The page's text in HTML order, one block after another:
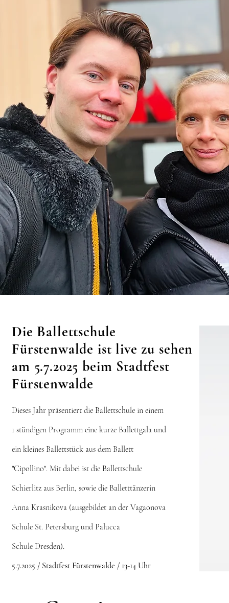
Die Ballettschule
Fürstenwalde ist live zu sehen
am 5.7.2025 beim Stadtfest
Fürstenwalde
Dieses Jahr präsentiert die Ballettschule in einem
1 stündigen Programm eine kurze Ballettgala und
ein kleines Ballettstück aus dem Ballett
"Cipollino". Mit dabei ist die Ballettschule
Schierlitz aus Berlin, sowie die Balletttänzerin
Anna Krasnikova (ausgebildet an der Vagaonova
Schule St. Petersburg und Palucca
Schule Dresden).
5.7.2025 / Stadtfest Fürstenwalde / 13-14 Uhr